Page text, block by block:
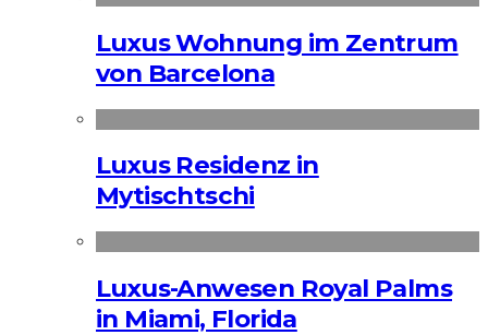
Luxus Wohnung im Zentrum
von Barcelona
Luxus Residenz in
Mytischtschi
Luxus-Anwesen Royal Palms
in Miami, Florida